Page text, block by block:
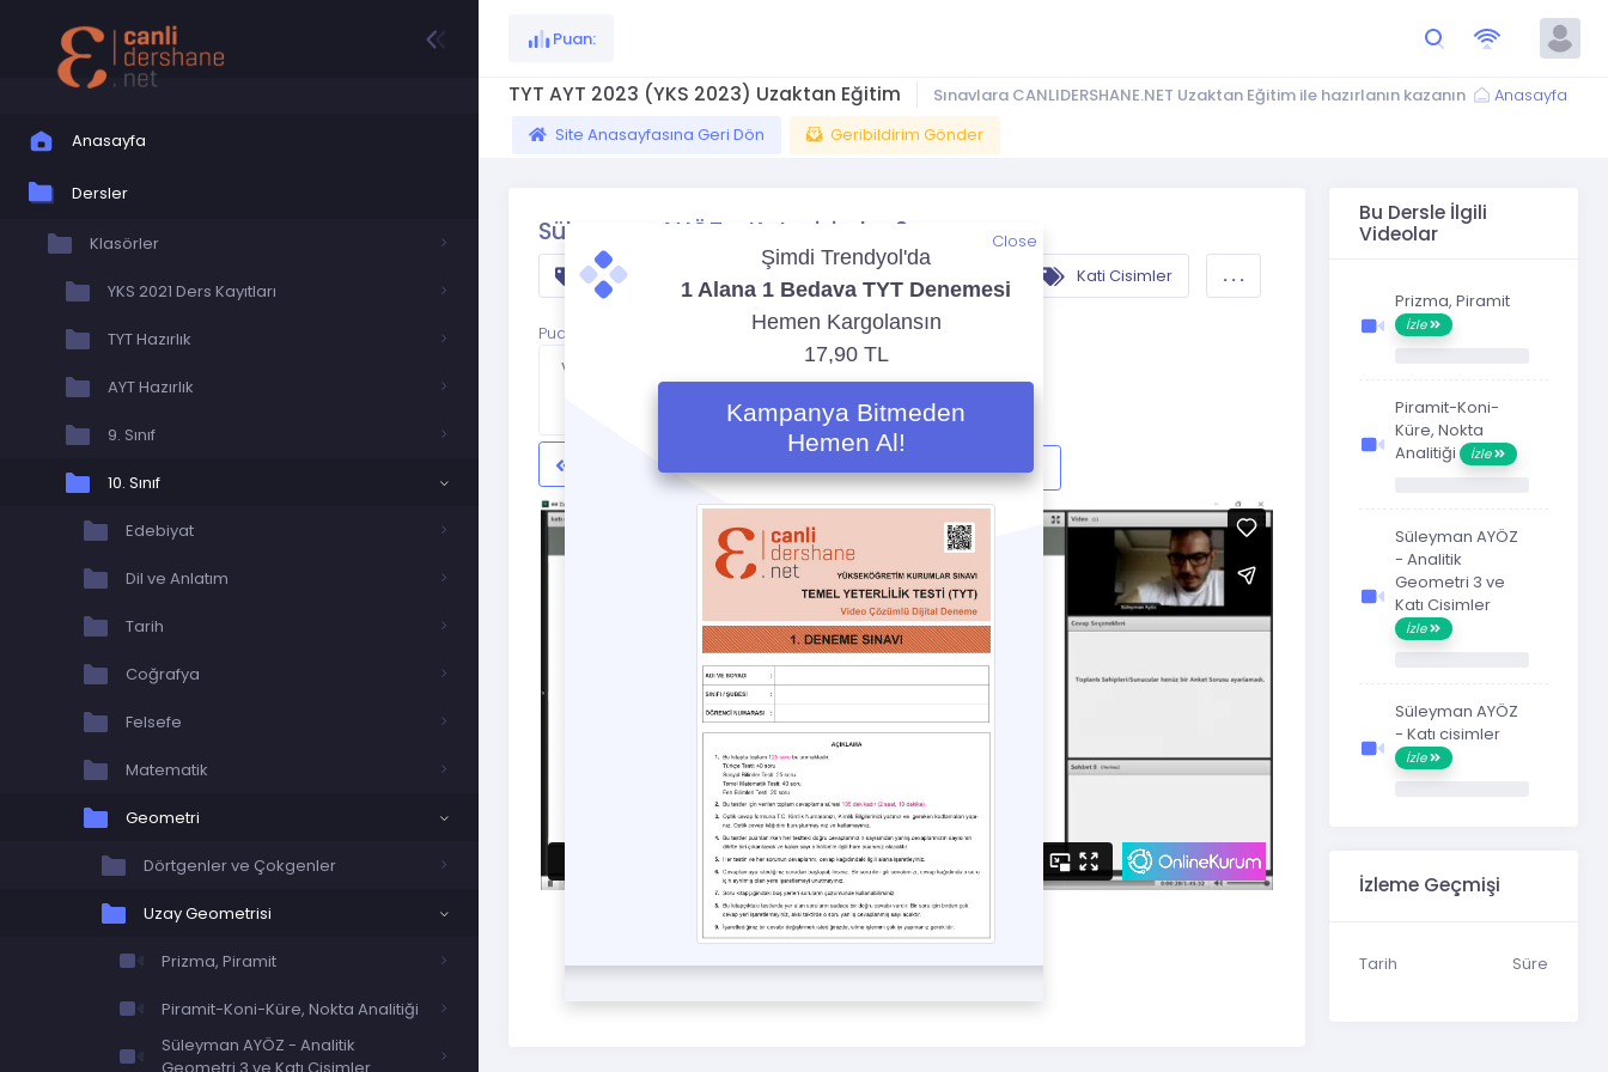
Anasayfa
Dersler
Klasörler
YKS 2021 Ders Kayıtları
TYT Hazırlık
AYT Hazırlık
9. Sınıf
10. Sınıf
Edebiyat
Dil ve Anlatım
Tarih
Coğrafya
Felsefe
Matematik
Geometri
Dörtgenler ve Çokgenler
Uzay Geometrisi
Prizma, Piramit
Piramit-Koni-Küre, Nokta Analitiği
Süleyman AYÖZ - Analitik
Puan:
TYT AYT 2023 (YKS 2023) Uzaktan Eğitim Sınavlara CANLIDERSHANE.NET Uzaktan Eğitim ile hazırlanın kazanın
Anasayfa
Site Anasayfasına Geri Dön
Geribildirim Gönder
Süleyman AYÖZ - Katı cisimler 2
geometri Tyt ayt Kati Cisimler . . .
Puan:
Videoya Bitince
Süleyman AYÖZ - Katı cisimler Prizmalar I
Bu Dersle İlgili
Videolar
Prizma, Piramit
İzle
Piramit-Koni-
Küre, Nokta
Analitiği
İzle
Süleyman AYÖZ
- Analitik
Geometri 3 ve
Katı Cisimler
İzle
Süleyman AYÖZ
- Katı cisimler
İzle
İzleme Geçmişi
Tarih Süre
Close